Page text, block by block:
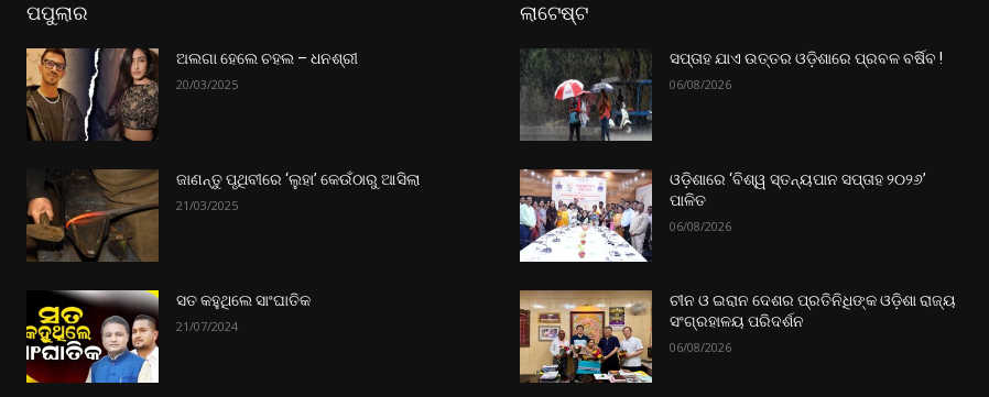
ପପୁଲାର
ଅଲଗା ହେଲେ ଚହଲ – ଧନଶ୍ରୀ
20/03/2025
ଜାଣନ୍ତୁ ପୃଥିବୀରେ ‘ଲୁହା’ କେଉଁଠାରୁ ଆସିଲା
21/03/2025
ସତ କହୁଥିଲେ ସାଂଘାତିକ
21/07/2024
ଲାଟେଷ୍ଟ
ସପ୍ତାହ ଯାଏ ଉତ୍ତର‌ ଓଡ଼ିଶାରେ ପ୍ରବଳ ବର୍ଷିବ !
06/08/2026
ଓଡ଼ିଶାରେ ‘ବିଶ୍ୱ ସ୍ତନ୍ୟପାନ ସପ୍ତାହ ୨୦୨୬’
ପାଳିତ
06/08/2026
ଚୀନ ଓ ଇରାନ ଦେଶର ପ୍ରତିନିଧିଙ୍କ ଓଡ଼ିଶା ରାଜ୍ୟ
ସଂଗ୍ରହାଳୟ ପରିଦର୍ଶନ
06/08/2026